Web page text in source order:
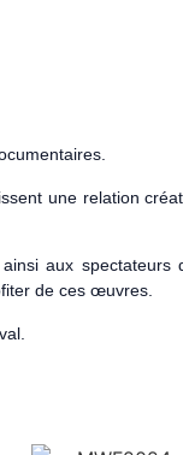
une relation
aux
de ces œuvres.